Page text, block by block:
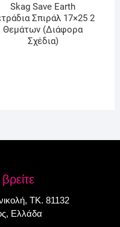
Skag Save Earth
Σπιράλ 17×25 2
Θεμάτων (Διάφορα
Σχέδια)
ΤΚ. 81132
Ελλάδα